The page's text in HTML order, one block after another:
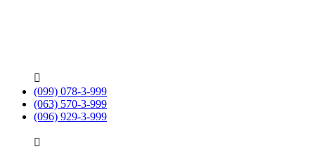

(099) 078-3-999
(063) 570-3-999
(096) 929-3-999
